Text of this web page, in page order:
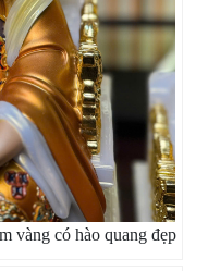
vàng có hào quang đẹp